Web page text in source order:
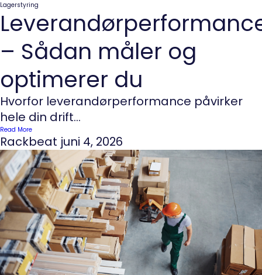
Lagerstyring
– Sådan måler og
optimerer du
Hvorfor leverandørperformance påvirker
hele din drift...
Read More
Rackbeat juni 4, 2026